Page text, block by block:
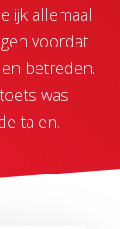
allemaal
voordat
betreden.
was
talen.